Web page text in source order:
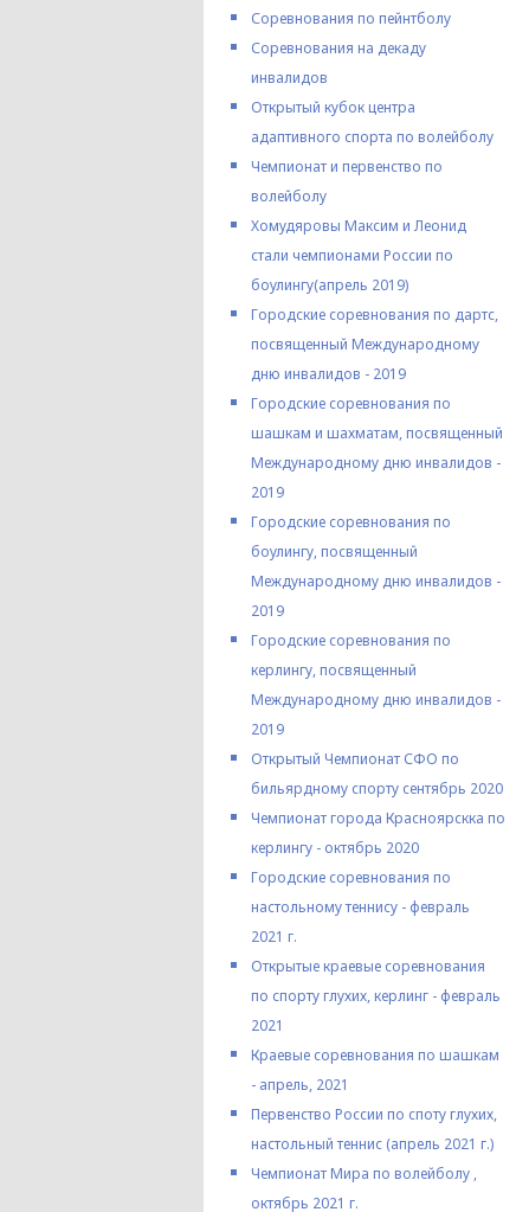
Соревнования по пейнтболу
Соревнования на декаду
инвалидов
Открытый кубок центра
адаптивного спорта по волейболу
Чемпионат и первенство по
волейболу
Хомудяровы Максим и Леонид
стали чемпионами России по
боулингу(апрель 2019)
Городские соревнования по дартс,
посвященный Международному
дню инвалидов - 2019
Городские соревнования по
шашкам и шахматам, посвященный
Международному дню инвалидов -
2019
Городские соревнования по
боулингу, посвященный
Международному дню инвалидов -
2019
Городские соревнования по
керлингу, посвященный
Международному дню инвалидов -
2019
Открытый Чемпионат СФО по
бильярдному спорту сентябрь 2020
Чемпионат города Красноярскка по
керлингу - октябрь 2020
Городские соревнования по
настольному теннису - февраль
2021 г.
Открытые краевые соревнования
по спорту глухих, керлинг - февраль
2021
Краевые соревнования по шашкам
- апрель, 2021
Первенство России по споту глухих,
настольный теннис (апрель 2021 г.)
Чемпионат Мира по волейболу ,
октябрь 2021 г.